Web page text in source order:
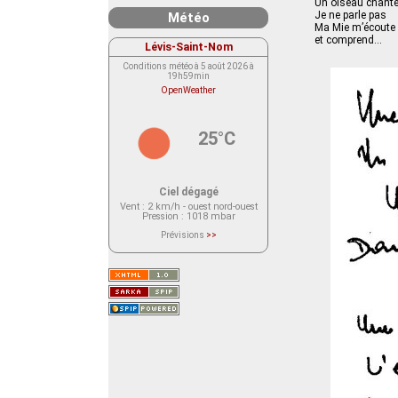
Un oiseau
Je ne parle pas
Ma Mie m’écoute
et comprend...
Météo
Lévis-Saint-Nom
Conditions météo à 5 août 2026 à
19h59min
OpenWeather
25°C
Ciel dégagé
Vent: 2 km/h - ouest nord-ouest
Pression : 1018 mbar
Prévisions >>
actuellement aucune prévision
Saint-Nom.
Veuillez consulter le message du
service ci-dessous.
(401 - Invalid API key. Please see
https://openweathermap.org/faq#error401